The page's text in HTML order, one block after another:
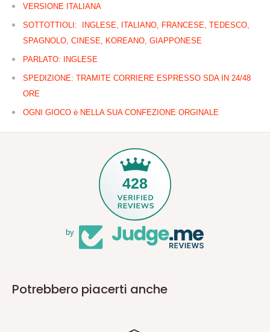
VERSIONE ITALIANA
SOTTOTTIOLI: INGLESE, ITALIANO, FRANCESE, TEDESCO,
SPAGNOLO, CINESE, KOREANO, GIAPPONESE
PARLATO: INGLESE
SPEDIZIONE: TRAMITE CORRIERE ESPRESSO SDA IN 24/48
ORE
OGNI GIOCO è NELLA SUA CONFEZIONE ORGINALE
428
by
Potrebbero piacerti anche